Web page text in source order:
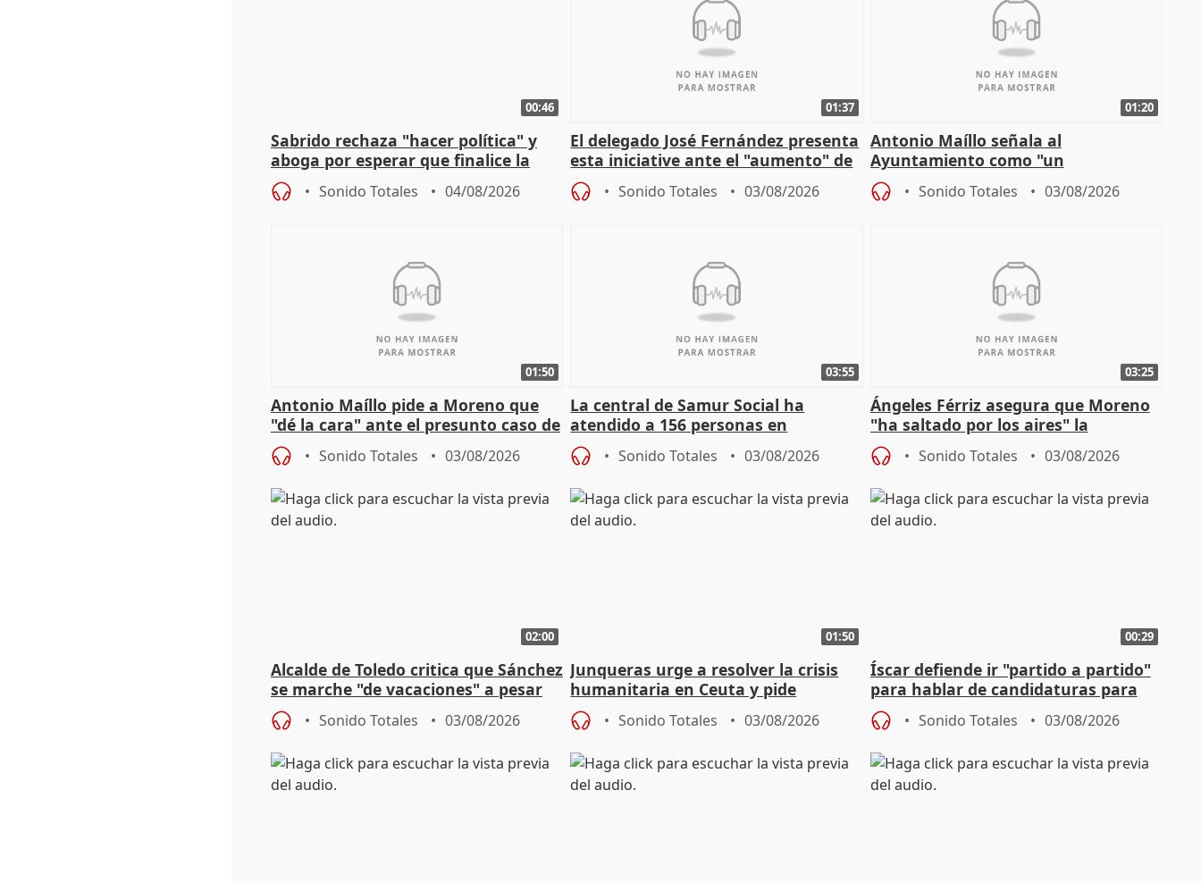
00:46
Sabrido rechaza "hacer política" y
aboga por esperar que finalice la
investigación del incendio
Sonido Totales 04/08/2026
01:37
El delegado José Fernández presenta
esta iniciative ante el "aumento" de
personas sin hogar en Madri
Sonido Totales 03/08/2026
01:20
Antonio Maíllo señala al
Ayuntamiento como "un
especulador más" sobre viviendas de
Jiménez Becerril
Sonido Totales 03/08/2026
01:50
Antonio Maíllo pide a Moreno que
"dé la cara" ante el presunto caso de
acoso del CEO de ADM
Sonido Totales 03/08/2026
03:55
La central de Samur Social ha
atendido a 156 personas en
situación de calle durante Campaña
de CalorSonido Totales 03/08/2026
03:25
Ángeles Férriz asegura que Moreno
"ha saltado por los aires" la
negociación tras acuerdo con SMA
Sonido Totales 03/08/2026
02:00
Alcalde de Toledo critica que Sánchez
se marche "de vacaciones" a pesar
de la crisis migratoria
Sonido Totales 03/08/2026
01:50
Junqueras urge a resolver la crisis
humanitaria en Ceuta y pide
responsabilidad a la UE
Sonido Totales 03/08/2026
00:29
Íscar defiende ir "partido a partido"
para hablar de candidaturas para
2027
Sonido Totales 03/08/2026